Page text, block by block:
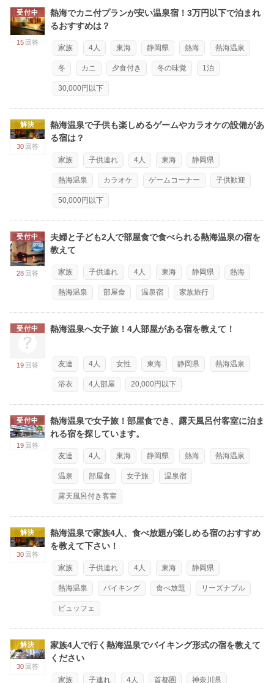
受付中
15 回答
熱海でカニ付プランが安い温泉宿！3万円以下で泊まれ
るおすすめは？
家族 4人 東海 静岡県 熱海 熱海温泉
冬 カニ 夕食付き 冬の味覚 1泊
30,000円以下
解決
30 回答
熱海温泉で子供も楽しめるゲームやカラオケの設備があ
る宿は？
家族 子供連れ 4人 東海 静岡県
熱海温泉 カラオケ ゲームコーナー 子供歓迎
50,000円以下
受付中
28 回答
夫婦と子ども2人で部屋食で食べられる熱海温泉の宿を
教えて
家族 子供連れ 4人 東海 静岡県 熱海
熱海温泉 部屋食 温泉宿 家族旅行
受付中
19 回答
熱海温泉へ女子旅！4人部屋がある宿を教えて！
友達 4人 女性 東海 静岡県 熱海温泉
浴衣 4人部屋 20,000円以下
受付中
19 回答
熱海温泉で女子旅！部屋食でき、露天風呂付客室に泊ま
れる宿を探しています。
友達 4人 東海 静岡県 熱海 熱海温泉
温泉 部屋食 女子旅 温泉宿
露天風呂付き客室
解決
30 回答
熱海温泉で家族4人、食べ放題が楽しめる宿のおすすめ
を教えて下さい！
家族 子供連れ 4人 東海 静岡県
熱海温泉 バイキング 食べ放題 リーズナブル
ビュッフェ
解決
30 回答
家族4人で行く熱海温泉でバイキング形式の宿を教えて
ください
家族 子連れ 4人 首都圏 神奈川県